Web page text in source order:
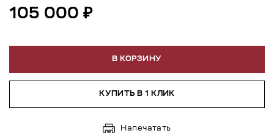
105 000 ₽
В КОРЗИНУ
КУПИТЬ В 1 КЛИК
Напечатать